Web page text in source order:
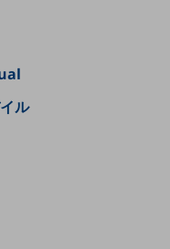
mini ドコモBiz かけ放題
ル